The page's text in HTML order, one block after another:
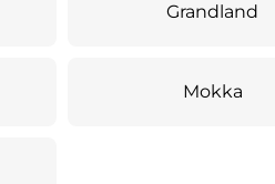
Grandland
Mokka